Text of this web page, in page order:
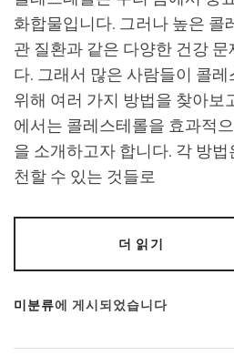
화합물입니다. 그러나 높은 콜
관 질환과 같은 다양한 건강
다. 그래서 많은 사람들이 콜
위해 여러 가지 방법을 찾아보
에서는 콜레스테롤을 효과적
을 소개하고자 합니다. 각 방
천할 수 있는 것들로
더 읽기
미분류에 게시되었습니다